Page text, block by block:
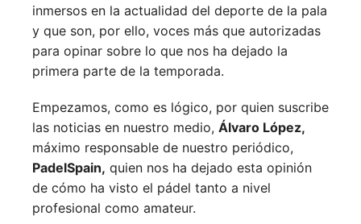
inmersos en la actualidad del deporte de la pala
y que son, por ello, voces más que autorizadas
para opinar sobre lo que nos ha dejado la
primera parte de la temporada.
Empezamos, como es lógico, por quien suscribe
las noticias en nuestro medio, Álvaro López,
máximo responsable de nuestro periódico,
PadelSpain, quien nos ha dejado esta opinión
de cómo ha visto el pádel tanto a nivel
profesional como amateur.